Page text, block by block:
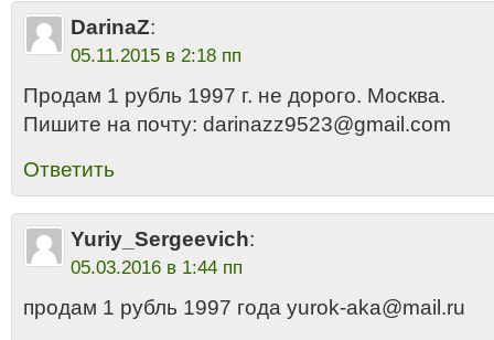
DarinaZ:
05.11.2015 в 2:18 пп
Продам 1 рубль 1997 г. не дорого. Москва.
Пишите на почту: darinazz9523@gmail.com
Ответить
Yuriy_Sergeevich:
05.03.2016 в 1:44 пп
продам 1 рубль 1997 года yurok-aka@mail.ru